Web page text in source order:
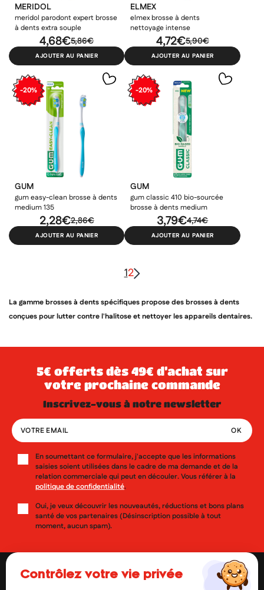
MERIDOL
meridol parodont expert brosse
à dents extra souple
5,86€
4,68€
AJOUTER AU PANIER
ELMEX
elmex brosse à dents
nettoyage intense
5,90€
4,72€
AJOUTER AU PANIER
-20%
GUM
gum easy-clean brosse à dents
medium 135
2,86€
2,28€
AJOUTER AU PANIER
-20%
GUM
gum classic 410 bio-sourcée
brosse à dents medium
4,74€
3,79€
AJOUTER AU PANIER
12
La gamme brosses à dents spécifiques propose des brosses à dents
conçues pour lutter contre l'halitose et nettoyer les appareils dentaires.
5€ offerts dès 49€ d’achat sur
votre prochaine commande
inscrivez-vous à notre newsletter
En soumettant ce formulaire, j'accepte que les informations
saisies soient utilisées dans le cadre de ma demande et de la
relation commerciale qui peut en découler. Vous référer à la
politique de confidentialité.
Oui, je veux découvrir les nouveautés, réductions et bons plans
santé de vos partenaires (Désinscription possible à tout
moment, aucun spam).
contrôlez votre vie privée